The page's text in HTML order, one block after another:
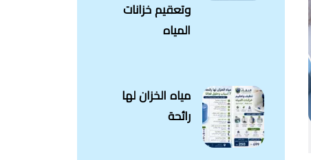
وتعقيم خزانات
المياه
مياه الخزان لها
رائحة